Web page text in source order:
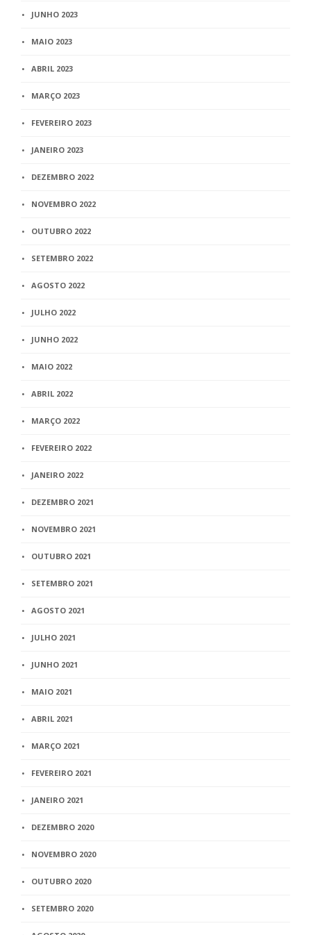
JUNHO 2023
MAIO 2023
ABRIL 2023
MARÇO 2023
FEVEREIRO 2023
JANEIRO 2023
DEZEMBRO 2022
NOVEMBRO 2022
OUTUBRO 2022
SETEMBRO 2022
AGOSTO 2022
JULHO 2022
JUNHO 2022
MAIO 2022
ABRIL 2022
MARÇO 2022
FEVEREIRO 2022
JANEIRO 2022
DEZEMBRO 2021
NOVEMBRO 2021
OUTUBRO 2021
SETEMBRO 2021
AGOSTO 2021
JULHO 2021
JUNHO 2021
MAIO 2021
ABRIL 2021
MARÇO 2021
FEVEREIRO 2021
JANEIRO 2021
DEZEMBRO 2020
NOVEMBRO 2020
OUTUBRO 2020
SETEMBRO 2020